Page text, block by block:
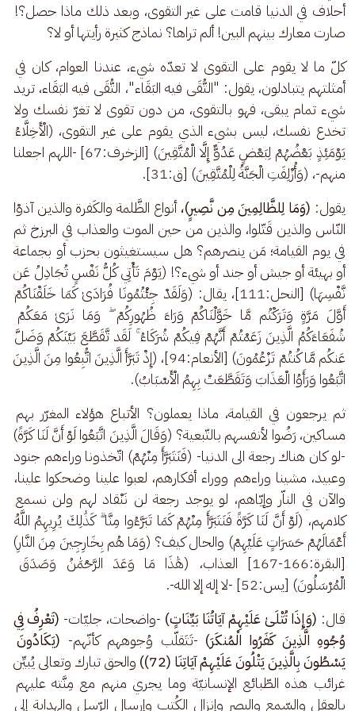
أحلاف في الدنيا قامت على غير التقوى، وبعد ذلك ماذا حصل؟!
صارت معارك بينهم البين! ألم تراها؟ نماذج كثيرة رأيتها أو لا؟
كلّ ما لا يقوم على التقوى لا تعدّه شيء، عندنا العوام، كان في
أمثلتهم يتبادلون، يقول: "التُّقَى فيه البَقَاء"، التُّقَى فيه البَقَاء، تريد
شيء تمام يبقى، فهو بالتقوى، من دون تقوى لا تغرّ نفسك ولا
تخدع نفسك، ليس بشيء الذي يقوم على غير التقوى، (الْأَخِلَّاءُ
يَوْمَئِذٍ بَعْضُهُمْ لِبَعْضٍ عَدُوٌّ إِلَّا الْمُتَّقِينَ) [الزخرف:67] -اللهم اجعلنا
منهم-، (وَأُزْلِفَتِ الْجَنَّةُ لِلْمُتَّقِينَ) [ق:31].
يقول: (وَمَا لِلظَّالِمِينَ مِن نَّصِيرٍ)، أنواع الظَّلمة والكَفرة والذين آذوْا
النّاس والذين قَتّلوا، والذين من حين الموت والعذاب في البرزخ ثم
في يوم القيامة؛ مَن ينصرهم؟ هل سيستغيثون بحزب أو بجماعة
أو بهيئة أو جيش أو جند أو شيء؟! (يَوْمَ تَأْتِي كُلُّ نَفْسٍ تُجَادِلُ عَن
نَّفْسِهَا) [النحل:111]، يقال: (وَلَقَدْ جِئْتُمُونَا فُرَادَىٰ كَمَا خَلَقْنَاكُمْ
أَوَّلَ مَرَّةٍ وَتَرَكْتُم مَّا خَوَّلْنَاكُمْ وَرَاءَ ظُهُورِكُمْ ۖ وَمَا نَرَىٰ مَعَكُمْ
شُفَعَاءَكُمُ الَّذِينَ زَعَمْتُمْ أَنَّهُمْ فِيكُمْ شُرَكَاءُ ۚ لَقَد تَّقَطَّعَ بَيْنَكُمْ وَضَلَّ
عَنكُم مَّا كُنتُمْ تَزْعُمُونَ) [الأنعام:94]، (إِذْ تَبَرَّأَ الَّذِينَ اتُّبِعُوا مِنَ الَّذِينَ
اتَّبَعُوا وَرَأَوُا الْعَذَابَ وَتَقَطَّعَتْ بِهِمُ الْأَسْبَابُ).
ثم يرجعون في القيامة، ماذا يعملون؟ الأتباع هؤلاء المغرّر بهم
مساكين، رَضُوا لأنفسهم بالتّبعية؟ (وَقَالَ الَّذِينَ اتَّبَعُوا لَوْ أَنَّ لَنَا كَرَّةً)
-لو كان هناك رجعة الى الدنيا- (فَنَتَبَرَّأَ مِنْهُمْ) اتّخذونا وراءهم جنود
وعبيد، مشينا وراءهم ووراء أفكارهم، لعبوا علينا وضحكوا علينا،
والآن في الناّر وإيّاهم، لو يوجد رجعة لن نَنْقاد لهم ولن نسمع
كلامهم، (لَوْ أَنَّ لَنَا كَرَّةً فَنَتَبَرَّأَ مِنْهُمْ كَمَا تَبَرَّءُوا مِنَّا ۗ كَذَٰلِكَ يُرِيهِمُ اللَّهُ
أَعْمَالَهُمْ حَسَرَاتٍ عَلَيْهِمْ) والحال كيف؟ (وَمَا هُم بِخَارِجِينَ مِنَ النَّارِ)
[البقرة:166-167] العذاب، (هَٰذَا مَا وَعَدَ الرَّحْمَٰنُ وَصَدَقَ
الْمُرْسَلُونَ) [يس:52] -لا إله إلا الله-.
قال: (وَإِذَا تُتْلَىٰ عَلَيْهِمْ آيَاتُنَا بَيِّنَاتٍ) -واضحات، جليّات- (تَعْرِفُ فِي
وُجُوهِ الَّذِينَ كَفَرُوا الْمُنكَرَ) -تَتَقلّب وُجوههم كأنّهم- (يَكَادُونَ
يَسْطُونَ بِالَّذِينَ يَتْلُونَ عَلَيْهِمْ آيَاتِنَا (72))
والحق تبارك وتعالى يُبيِّن
غرائب هذه الطّبائع الإنسانيّة وما يجري منهم مع مِنَّته عليهم
بالعقل والسّمع والبصر وإنزال الكُتب وإرسال الرّسل والهداية إلى